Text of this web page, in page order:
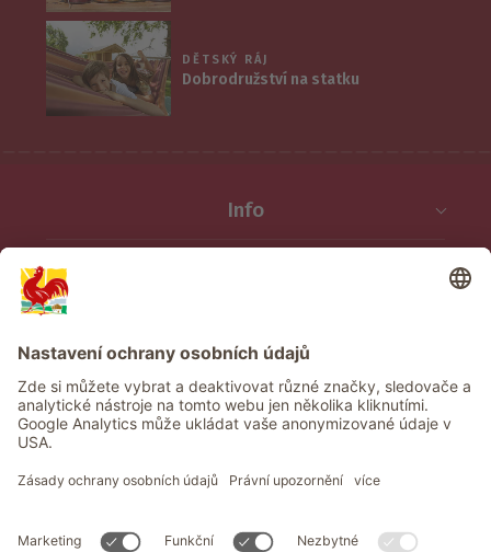
DĚTSKÝ RÁJ
Dobrodružství na statku
Info
Newsletter